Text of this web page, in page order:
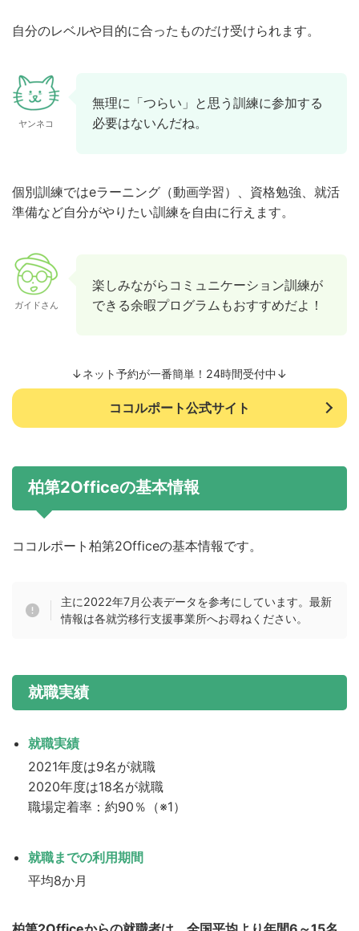
自分のレベルや目的に合ったものだけ受けられます。
ヤンネコ
無理に「つらい」と思う訓練に参加する
必要はないんだね。
個別訓練ではeラーニング（動画学習）、資格勉強、就活
準備など自分がやりたい訓練を自由に行えます。
ガイドさん
楽しみながらコミュニケーション訓練が
できる余暇プログラムもおすすめだよ！
↓ネット予約が一番簡単！24時間受付中↓
ココルポート公式サイト
柏第2Officeの基本情報
ココルポート柏第2Officeの基本情報です。
主に2022年7月公表データを参考にしています。最新
情報は各就労移行支援事業所へお尋ねください。
就職実績
就職実績
2021年度は9名が就職
2020年度は18名が就職
職場定着率：約90％（※1）
就職までの利用期間
平均8か月